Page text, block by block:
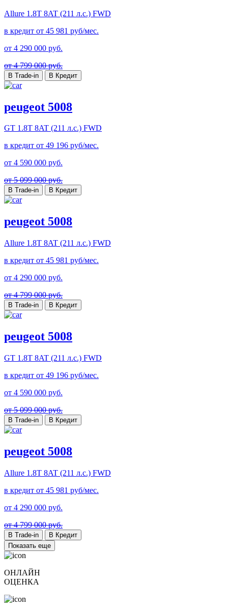
Allure 1.8T 8AT (211 л.с.) FWD
в кредит от 45 981 руб/мес.
от 4 290 000 руб.
от 4 799 000 руб.
В Trade-in В Кредит
peugeot 5008
GT 1.8T 8AT (211 л.с.) FWD
в кредит от 49 196 руб/мес.
от 4 590 000 руб.
от 5 099 000 руб.
В Trade-in В Кредит
peugeot 5008
Allure 1.8T 8AT (211 л.с.) FWD
в кредит от 45 981 руб/мес.
от 4 290 000 руб.
от 4 799 000 руб.
В Trade-in В Кредит
peugeot 5008
GT 1.8T 8AT (211 л.с.) FWD
в кредит от 49 196 руб/мес.
от 4 590 000 руб.
от 5 099 000 руб.
В Trade-in В Кредит
peugeot 5008
Allure 1.8T 8AT (211 л.с.) FWD
в кредит от 45 981 руб/мес.
от 4 290 000 руб.
от 4 799 000 руб.
В Trade-in
В Кредит
Показать еще
ОНЛАЙН
ОЦЕНКА